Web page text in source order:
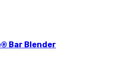
Bar Blender